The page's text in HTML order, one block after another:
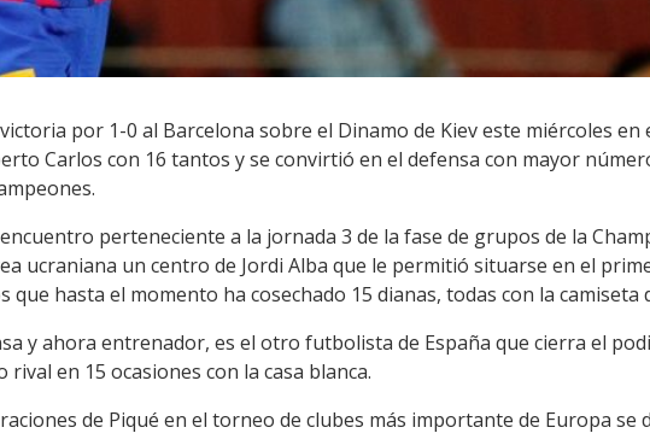
por 1-0 al Barcelona sobre el Dinamo de Kiev este miércoles en
Carlos con 16 tantos y se convirtió en el defensa con mayor
perteneciente a la jornada 3 de la fase de grupos de la
ucraniana un centro de Jordi Alba que le permitió situarse en el
que hasta el momento ha cosechado 15 dianas, todas con la camiseta
y ahora entrenador, es el otro futbolista de España que cierra el
en 15 ocasiones con la casa blanca.
de Piqué en el torneo de clubes más importante de Europa se